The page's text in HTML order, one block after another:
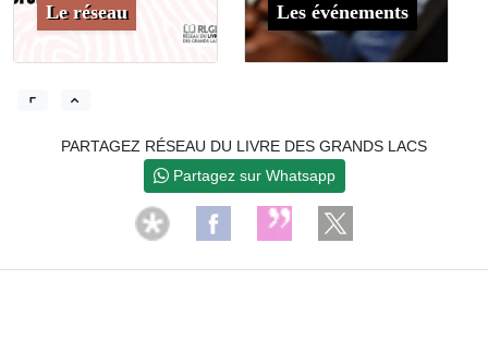
Le réseau Les événements
PARTAGEZ RÉSEAU DU LIVRE DES GRANDS LACS
Partagez sur Whatsapp